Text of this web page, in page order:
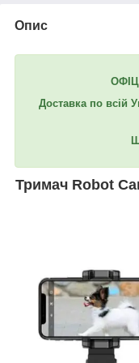
Опис
Доставка по всій
Тримач Robot